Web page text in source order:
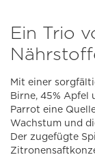
Ein Trio
Mit einer
Birne, 45% Apfel
Parrot eine
Wachstum und
Der zugefügte